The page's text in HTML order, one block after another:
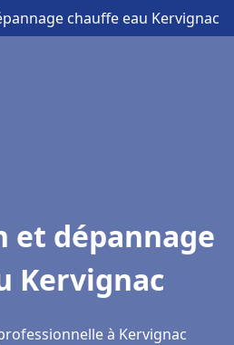
chauffe eau Kervignac
dépannage
Kervignac
à Kervignac